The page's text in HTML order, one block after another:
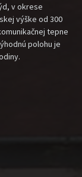
v okrese
výške od 300
tepne
polohu je